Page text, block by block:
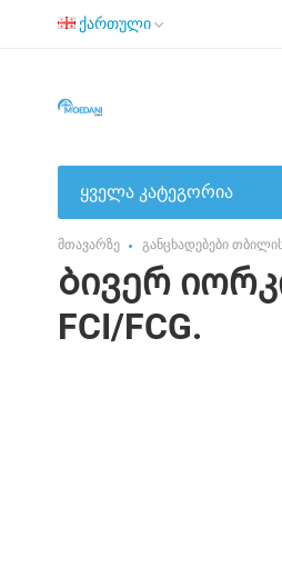
ქართული
ყველა კატეგორია
მთავარზე განცხადებები
Ბივერ
FCI/FCG.